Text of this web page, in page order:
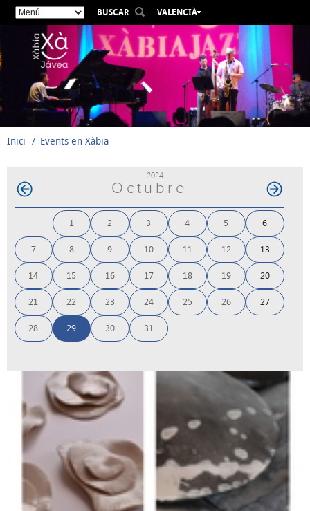
BUSCAR
VALENCIÀ
ESPAÑOL
ENGLISH
DEUTSCH
РУССКИЙ
Inici Events en Xàbia
2024
Octubre
1 2 3 4 5 6
7 8 9 10 11 12 13
14 15 16 17 18 19 20
21 22 23 24 25 26 27
28 29 30 31